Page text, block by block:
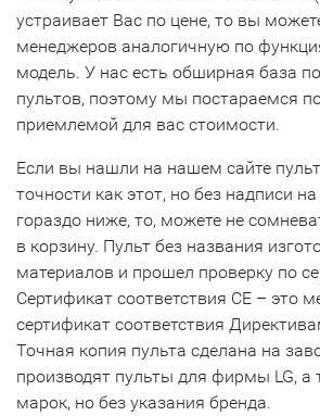
устраивает Вас по цене, то вы
менеджеров аналогичную по
модель. У нас есть обширная база
пультов, поэтому мы постараемся
приемлемой для вас стоимости.
Если вы нашли на нашем сайте
точности как этот, но без надписи
гораздо ниже, то, можете не
в корзину. Пульт без названия
материалов и прошел проверку по
Сертификат соответствия СЕ – это
сертификат соответствия
Точная копия пульта сделана на
производят пульты для фирмы LG, а
марок, но без указания бренда.